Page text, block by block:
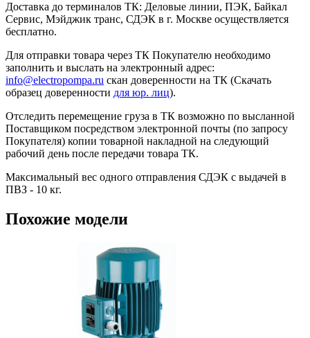
Доставка до терминалов ТК: Деловые линии, ПЭК, Байкал
Сервис, Мэйджик транс, СДЭК в г. Москве осуществляется
бесплатно.
Для отправки товара через ТК Покупателю необходимо
заполнить и выслать на электронный адрес:
info@electropompa.ru скан доверенности на ТК (Скачать
образец доверенности для юр. лиц).
Отследить перемещение груза в ТК возможно по высланной
Поставщиком посредством электронной почты (по запросу
Покупателя) копии товарной накладной на следующий
рабочий день после передачи товара ТК.
Максимальный вес одного отправления СДЭК с выдачей в
ПВЗ - 10 кг.
Похожие модели